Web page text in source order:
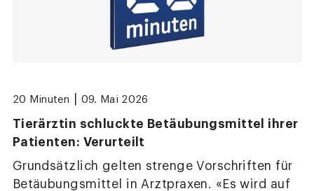
20 Minuten 09. Mai 2026
Tierärztin schluckte Betäubungsmittel ihrer
Patienten: Verurteilt
Grundsätzlich gelten strenge Vorschriften für
Betäubungsmittel in Arztpraxen. «Es wird auf